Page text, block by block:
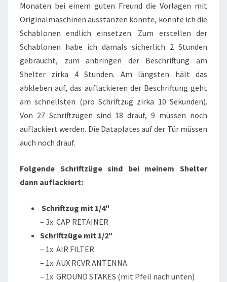
Monaten bei einem guten Freund die Vorlagen mit
Originalmaschinen ausstanzen konnte, konnte ich die
Schablonen endlich einsetzen. Zum erstellen der
Schablonen habe ich damals sicherlich 2 Stunden
gebraucht, zum anbringen der Beschriftung am
Shelter zirka 4 Stunden. Am längsten hält das
abkleben auf, das auflackieren der Beschriftung geht
am schnellsten (pro Schriftzug zirka 10 Sekunden).
Von 27 Schriftzügen sind 18 drauf, 9 müssen noch
auflackiert werden. Die Dataplates auf der Tür müssen
auch noch drauf.
Folgende Schriftzüge sind bei meinem Shelter
dann auflackiert:
Schriftzug mit 1/4″
– 3x CAP RETAINER
Schriftzüge mit 1/2″
– 1x AIR FILTER
– 1x AUX RCVR ANTENNA
– 1x GROUND STAKES (mit Pfeil nach unten)